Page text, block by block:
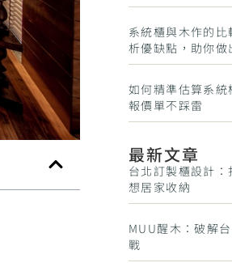
系統櫃與木作的
析優缺點，助你做
如何精準估算系
報價單不踩雷
最新文章
台北訂製櫃設計
想居家收納
MUU醒木：破解
戰